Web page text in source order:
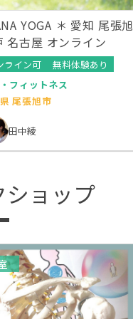
YOGA ＊ 愛知 尾張
名古屋 オンライン
ライン可
無料体験あり
フィットネス
尾張旭市
田中綾
ョップ